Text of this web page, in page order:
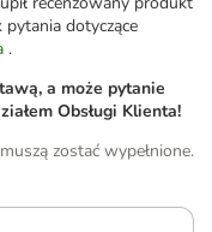
dotyczące
.
a może pytanie
Obsługi Klienta!
zostać wypełnione.